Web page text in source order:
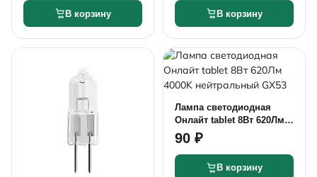
В корзину В корзину
Лампа светодиодная
Онлайт tablet 8Вт 620Лм
4000K нейтральный GX53
90 ₽
В корзину